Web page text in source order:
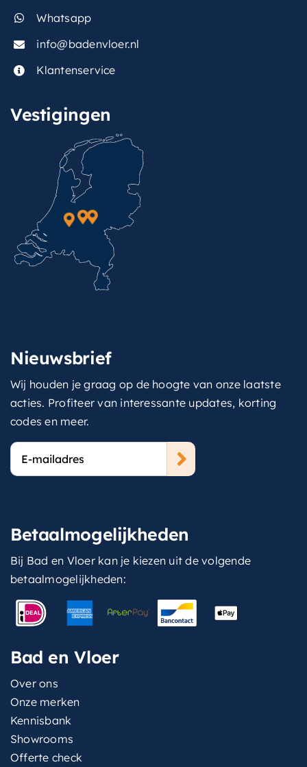
Whatsapp
info@badenvloer.nl
Klantenservice
Vestigingen
Nieuwsbrief
Wij houden je graag op de hoogte van onze laatste
acties. Profiteer van interessante updates, korting
codes en meer.
E-
mailadres
Betaalmogelijkheden
Bij Bad en Vloer kan je kiezen uit de volgende
betaalmogelijkheden:
Bad en Vloer
Over ons
Onze merken
Kennisbank
Showrooms
Offerte check